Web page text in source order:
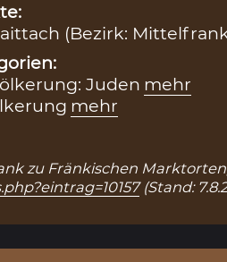
(Bezirk:
Juden mehr
mehr
zu Fränkischen
(Stand: